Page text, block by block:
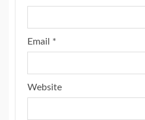
Email *
Website